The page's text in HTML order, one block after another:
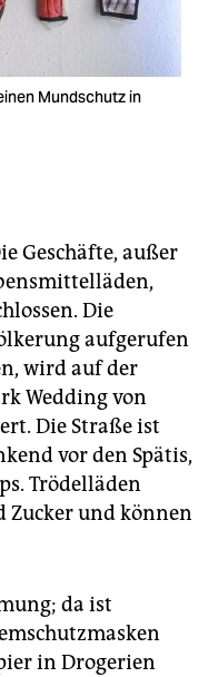
Mundschutz in
Geschäfte, außer
Die
aufgerufen
wird auf der
Wedding von
Die Straße ist
vor den Spätis,
Trödelläden
Zucker und können
da ist
in Drogerien